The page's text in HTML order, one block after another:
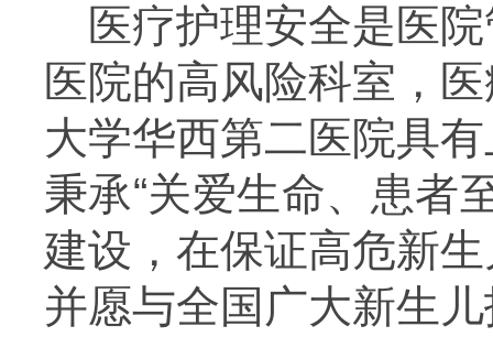
医疗护理安全是医
医院的高风险科室，
大学华西第二医院具
秉承“关爱生命、患者
建设，在保证高危新
并愿与全国广大新生